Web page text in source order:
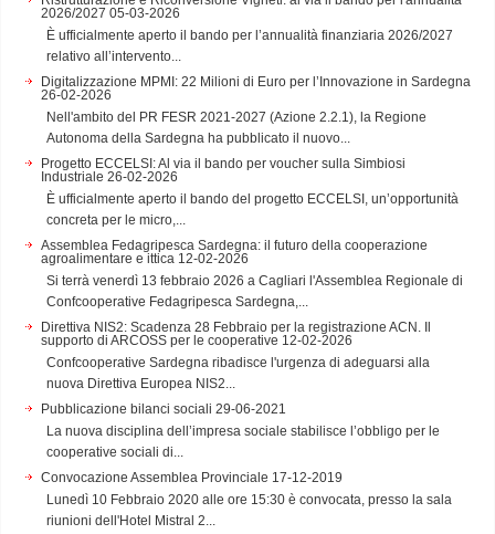
2026/2027 05-03-2026
È ufficialmente aperto il bando per l’annualità finanziaria 2026/2027
relativo all’intervento...
Digitalizzazione MPMI: 22 Milioni di Euro per l’Innovazione in Sardegna
26-02-2026
Nell'ambito del PR FESR 2021-2027 (Azione 2.2.1), la Regione
Autonoma della Sardegna ha pubblicato il nuovo...
Progetto ECCELSI: Al via il bando per voucher sulla Simbiosi
Industriale 26-02-2026
È ufficialmente aperto il bando del progetto ECCELSI, un’opportunità
concreta per le micro,...
Assemblea Fedagripesca Sardegna: il futuro della cooperazione
agroalimentare e ittica 12-02-2026
Si terrà venerdì 13 febbraio 2026 a Cagliari l'Assemblea Regionale di
Confcooperative Fedagripesca Sardegna,...
Direttiva NIS2: Scadenza 28 Febbraio per la registrazione ACN. Il
supporto di ARCOSS per le cooperative 12-02-2026
Confcooperative Sardegna ribadisce l'urgenza di adeguarsi alla
nuova Direttiva Europea NIS2...
Pubblicazione bilanci sociali 29-06-2021
La nuova disciplina dell’impresa sociale stabilisce l’obbligo per le
cooperative sociali di...
Convocazione Assemblea Provinciale 17-12-2019
Lunedì 10 Febbraio 2020 alle ore 15:30 è convocata, presso la sala
riunioni dell'Hotel Mistral 2...